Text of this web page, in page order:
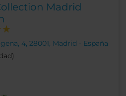
Madrid
4, 28001, Madrid - España